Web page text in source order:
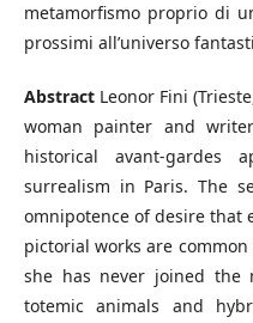
metamorfismo proprio di
prossimi all’universo
Abstract Leonor Fini
woman painter and
historical avant-gardes
surrealism in Paris. The
omnipotence of desire that
pictorial works are
she has never joined the
totemic animals and